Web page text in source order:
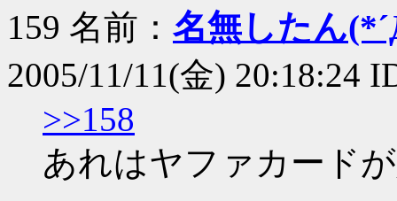
159 名前： 名無したん
2005/11/11(金) 20:18:24
>>158
あれはヤファカード